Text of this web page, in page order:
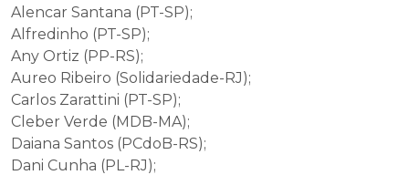
Alencar Santana (PT-SP);
Alfredinho (PT-SP);
Any Ortiz (PP-RS);
Aureo Ribeiro (Solidariedade-RJ);
Carlos Zarattini (PT-SP);
Cleber Verde (MDB-MA);
Daiana Santos (PCdoB-RS);
Dani Cunha (PL-RJ);